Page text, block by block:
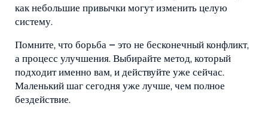
как небольшие привычки могут изменить целую
систему.
Помните, что борьба – это не бесконечный конфликт,
а процесс улучшения. Выбирайте метод, который
подходит именно вам, и действуйте уже сейчас.
Маленький шаг сегодня уже лучше, чем полное
бездействие.